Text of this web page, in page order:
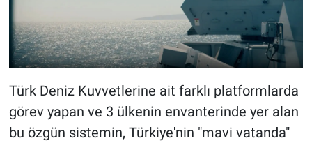
Türk Deniz Kuvvetlerine ait farklı platformlarda
görev yapan ve 3 ülkenin envanterinde yer alan
bu özgün sistemin, Türkiye'nin "mavi vatanda"